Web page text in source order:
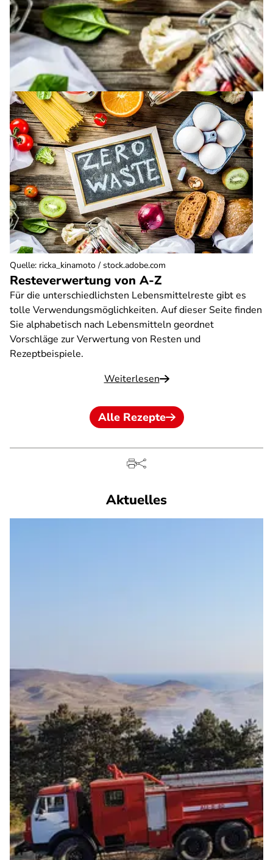
Resteverwertung von A-Z
Für die unterschiedlichsten Lebensmittelreste gibt es
tolle Verwendungsmöglichkeiten. Auf dieser Seite finden
Sie alphabetisch nach Lebensmitteln geordnet
Vorschläge zur Verwertung von Resten und
Rezeptbeispiele.
Weiterlesen
Quelle: ricka_kinamoto / stock.adobe.com
Alle Rezepte
Aktuelles